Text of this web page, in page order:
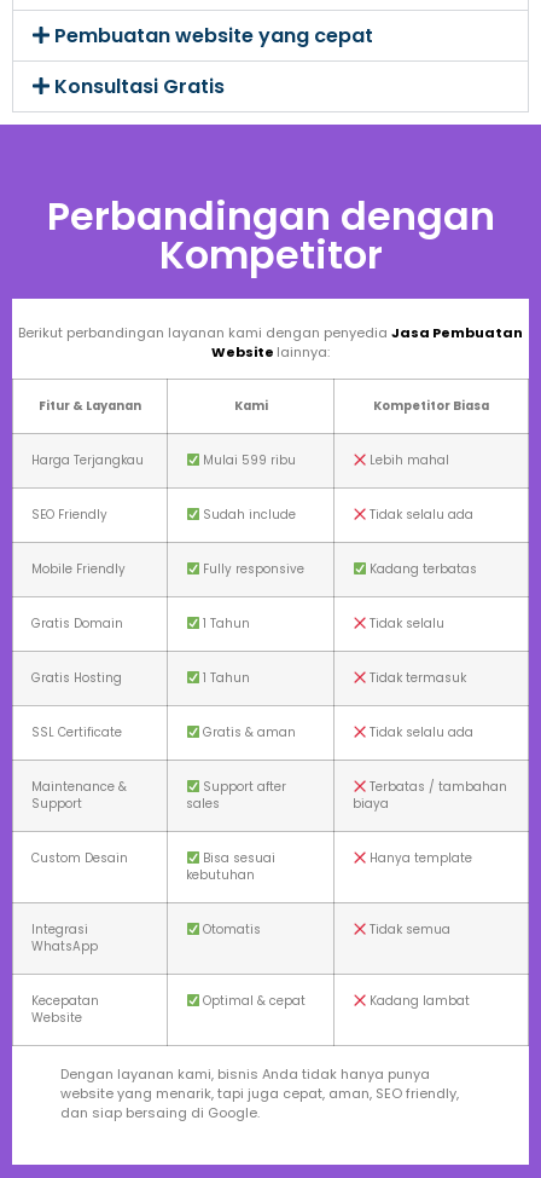
Pembuatan website yang cepat
Konsultasi Gratis
Perbandingan dengan
Kompetitor
Berikut perbandingan layanan kami dengan penyedia Jasa Pembuatan
Website lainnya:
Fitur & Layanan Kami Kompetitor Biasa
Harga Terjangkau Mulai 599 ribu Lebih mahal
SEO Friendly Sudah include Tidak selalu ada
Mobile Friendly Fully responsive Kadang terbatas
Gratis Domain 1 Tahun Tidak selalu
Gratis Hosting 1 Tahun Tidak termasuk
SSL Certificate Gratis & aman Tidak selalu ada
Maintenance &
Support
Support after
sales
Terbatas / tambahan
biaya
Custom Desain
Bisa sesuai
kebutuhan
Hanya template
Integrasi
WhatsApp
Otomatis Tidak semua
Kecepatan
Website
Optimal & cepat Kadang lambat
Dengan layanan kami, bisnis Anda tidak hanya punya
website yang menarik, tapi juga cepat, aman, SEO friendly,
dan siap bersaing di Google.